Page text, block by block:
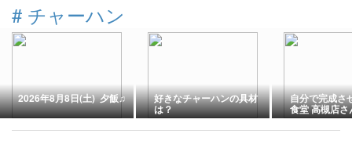
# チャーハン
2026年8月8日(土) 夕飯♫ 好きなチャーハンの具材
は？
自分で完成さ
食堂 高槻店
まぜめし」